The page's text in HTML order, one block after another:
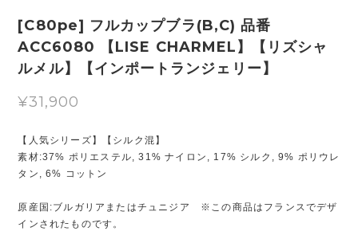
[C80pe] フルカップブラ(B,C) 品番
ACC6080 【LISE CHARMEL】【リズシャ
ルメル】【インポートランジェリー】
¥31,900
【人気シリーズ】【シルク混】
素材:37% ポリエステル, 31% ナイロン, 17% シルク, 9% ポリウレ
タン, 6% コットン
原産国:ブルガリアまたはチュニジア ※この商品はフランスでデザ
インされたものです。